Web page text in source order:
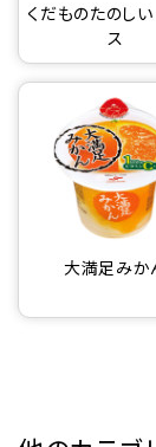
くだものたのしい
ス
大満足みか